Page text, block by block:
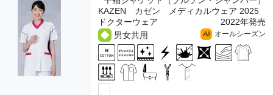
KAZEN カゼン メディカルウェア 2025
ドクターウェア
2022年発売
男女共用
All オールシーズン